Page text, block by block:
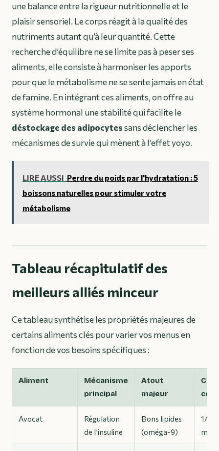
une balance entre la rigueur nutritionnelle et le
plaisir sensoriel. Le corps réagit à la qualité des
nutriments autant qu’à leur quantité. Cette
recherche d’équilibre ne se limite pas à peser ses
aliments, elle consiste à harmoniser les apports
pour que le métabolisme ne se sente jamais en état
de famine. En intégrant ces aliments, on offre au
système hormonal une stabilité qui facilite le
déstockage des adipocytessans déclencher les
mécanismes de survie qui mènent à l’effet yoyo.
LIRE AUSSI Perdre du poids par l'hydratation : 5
boissons naturelles pour stimuler votre
métabolisme
Tableau récapitulatif des
meilleurs alliés minceur
Ce tableau synthétise les propriétés majeures de
certains aliments clés pour varier vos menus en
fonction de vos besoins spécifiques :
Aliment
Mécanisme
principal
Atout
majeur
Avocat
Régulation
de l’insuline
Bons lipides
(oméga-9)
1/2